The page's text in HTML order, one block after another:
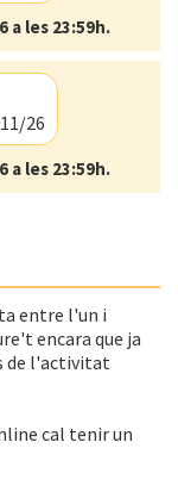
a les 23:59h.
26
a les 23:59h.
entre l'un i
encara que ja
de l'activitat
cal tenir un